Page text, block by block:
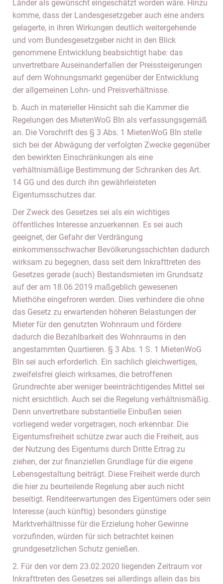
Länder als gewünscht eingeschätzt worden wäre. Hinzu
komme, dass der Landesgesetzgeber auch eine anders
gelagerte, in ihren Wirkungen deutlich weitergehende
und vom Bundesgesetzgeber nicht in den Blick
genommene Entwicklung beabsichtigt habe: das
unvertretbare Auseinanderfallen der Preissteigerungen
auf dem Wohnungsmarkt gegenüber der Entwicklung
der allgemeinen Lohn- und Preisverhältnisse.
b. Auch in materieller Hinsicht sah die Kammer die
Regelungen des MietenWoG BIn als verfassungsgemäß
an. Die Vorschrift des § 3 Abs. 1 MietenWoG BIn stelle
sich bei der Abwägung der verfolgten Zwecke gegenüber
den bewirkten Einschränkungen als eine
verhältnismäßige Bestimmung der Schranken des Art.
14 GG und des durch ihn gewährleisteten
Eigentumsschutzes dar.
Der Zweck des Gesetzes sei als ein wichtiges
öffentliches Interesse anzuerkennen. Es sei auch
geeignet, der Gefahr der Verdrängung
einkommensschwacher Bevölkerungsschichten dadurch
wirksam zu begegnen, dass seit dem Inkrafttreten des
Gesetzes gerade (auch) Bestandsmieten im Grundsatz
auf der am 18.06.2019 maßgeblich gewesenen
Miethöhe eingefroren werden. Dies verhindere die ohne
das Gesetz zu erwartenden höheren Belastungen der
Mieter für den genutzten Wohnraum und fördere
dadurch die Bezahlbarkeit des Wohnraums in den
angestammten Quartieren. § 3 Abs. 1 S. 1 MietenWoG
BIn sei auch erforderlich. Ein sachlich gleichwertiges,
zweifelsfrei gleich wirksames, die betroffenen
Grundrechte aber weniger beeinträchtigendes Mittel sei
nicht ersichtlich. Auch sei die Regelung verhältnismäßig.
Denn unvertretbare substantielle Einbußen seien
vorliegend weder vorgetragen, noch erkennbar. Die
Eigentumsfreiheit schütze zwar auch die Freiheit, aus
der Nutzung des Eigentums durch Dritte Ertrag zu
ziehen, der zur finanziellen Grundlage für die eigene
Lebensgestaltung beiträgt. Diese Freiheit werde durch
die hier zu beurteilende Regelung aber auch nicht
beseitigt. Renditeerwartungen des Eigentümers oder sein
Interesse (auch künftig) besonders günstige
Marktverhältnisse für die Erzielung hoher Gewinne
vorzufinden, würden für sich betrachtet keinen
grundgesetzlichen Schutz genießen.
2. Für den vor dem 23.02.2020 liegenden Zeitraum vor
Inkrafttreten des Gesetzes sei allerdings allein das bis